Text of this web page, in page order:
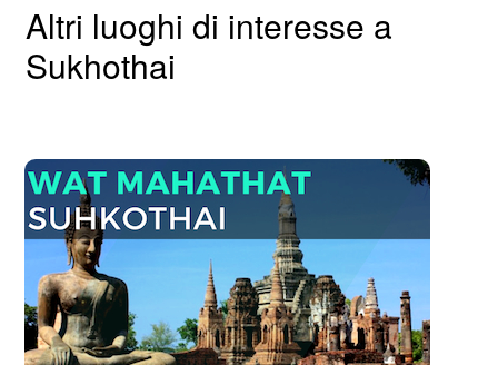
Altri luoghi di interesse a
Sukhothai